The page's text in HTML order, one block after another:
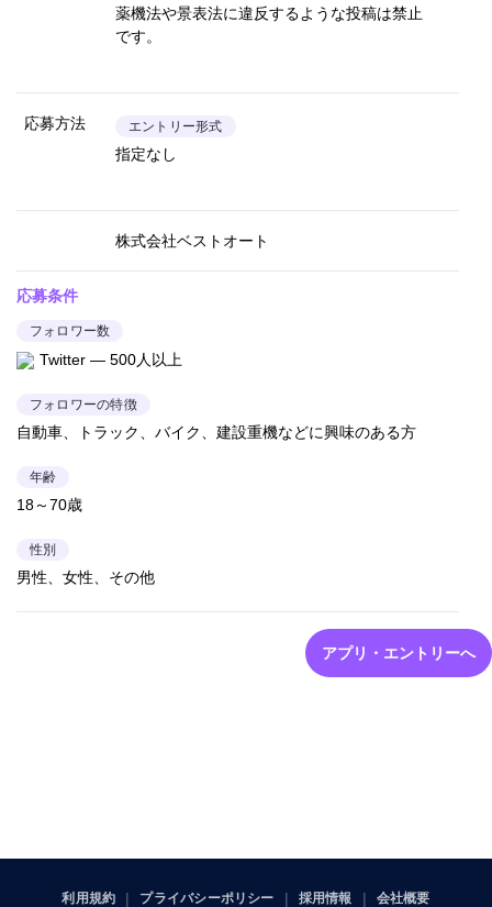
薬機法や景表法に違反するような投稿は禁止
です。
応募方法 エントリー形式
指定なし
株式会社ベストオート
応募条件
フォロワー数
Twitter — 500人以上
フォロワーの特徴
自動車、トラック、バイク、建設重機などに興味のある方
年齢
18～70歳
性別
男性、女性、その他
アプリ・エントリーへ
利用規約 プライバシーポリシー 採用情報 会社概要